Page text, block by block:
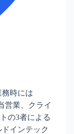
務時には
営業、クライ
の3者による
インテック